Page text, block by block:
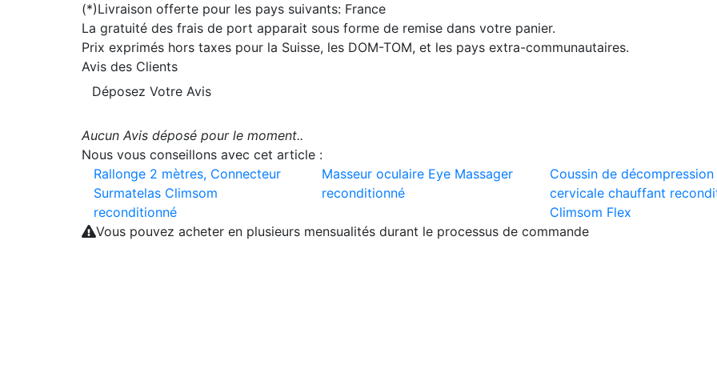
(*)Livraison offerte pour les pays suivants: France
La gratuité des frais de port apparait sous forme de remise dans votre panier.
Prix exprimés hors taxes pour la Suisse, les DOM-TOM, et les pays extra-communautaires.
Avis des Clients
Déposez Votre Avis
Aucun Avis déposé pour le moment..
Nous vous conseillons avec cet article :
Rallonge 2 mètres, Connecteur
Surmatelas Climsom
reconditionné
Masseur oculaire Eye Massager
reconditionné
Coussin de décompression
cervicale chauffant
Climsom Flex
Vous pouvez acheter en plusieurs mensualités durant le processus de commande